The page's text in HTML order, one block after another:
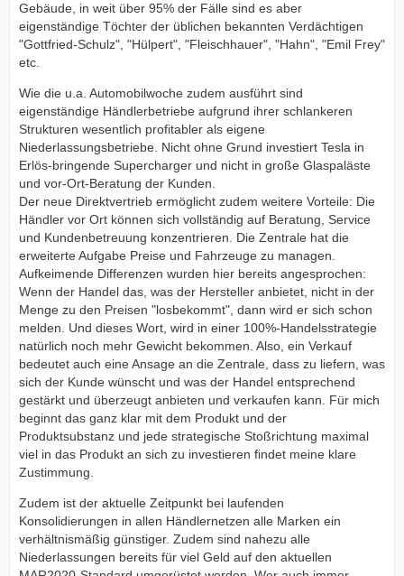
Gebäude, in weit über 95% der Fälle sind es aber
eigenständige Töchter der üblichen bekannten Verdächtigen
"Gottfried-Schulz", "Hülpert", "Fleischhauer", "Hahn", "Emil Frey"
etc.
Wie die u.a. Automobilwoche zudem ausführt sind
eigenständige Händlerbetriebe aufgrund ihrer schlankeren
Strukturen wesentlich profitabler als eigene
Niederlassungsbetriebe. Nicht ohne Grund investiert Tesla in
Erlös-bringende Supercharger und nicht in große Glaspaläste
und vor-Ort-Beratung der Kunden.
Der neue Direktvertrieb ermöglicht zudem weitere Vorteile: Die
Händler vor Ort können sich vollständig auf Beratung, Service
und Kundenbetreuung konzentrieren. Die Zentrale hat die
erweiterte Aufgabe Preise und Fahrzeuge zu managen.
Aufkeimende Differenzen wurden hier bereits angesprochen:
Wenn der Handel das, was der Hersteller anbietet, nicht in der
Menge zu den Preisen "losbekommt", dann wird er sich schon
melden. Und dieses Wort, wird in einer 100%-Handelsstrategie
natürlich noch mehr Gewicht bekommen. Also, ein Verkauf
bedeutet auch eine Ansage an die Zentrale, dass zu liefern, was
sich der Kunde wünscht und was der Handel entsprechend
gestärkt und überzeugt anbieten und verkaufen kann. Für mich
beginnt das ganz klar mit dem Produkt und der
Produktsubstanz und jede strategische Stoßrichtung maximal
viel in das Produkt an sich zu investieren findet meine klare
Zustimmung.
Zudem ist der aktuelle Zeitpunkt bei laufenden
Konsolidierungen in allen Händlernetzen alle Marken ein
verhältnismäßig günstiger. Zudem sind nahezu alle
Niederlassungen bereits für viel Geld auf den aktuellen